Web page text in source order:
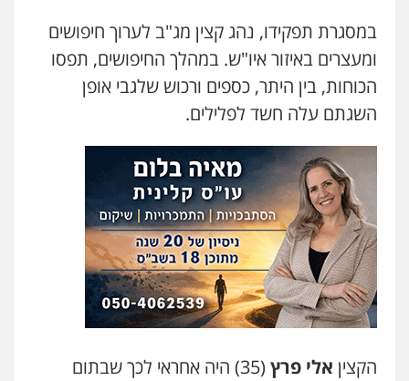
0507302623
לוי מלאך דדון – משרד עו"ד
פשיעה חמורה
0544231863
עו"ד מעיין שמחון
פלילי מעצרים וחקירות עורכי דין לענייני
אסירים
0587604050
עו"ד אמיר כהן
פלילי מעצרים וחקירות תעבורה
0537470000
במסגרת תפקידו, נהג קצין מג"ב לערוך חיפושים
ומעצרים באיזור איו"ש. במהלך החיפושים, תפסו
הכוחות, בין היתר, כספים ורכוש שלגבי אופן
השגתם עלה חשד לפלילים.
הקצין אלי פרץ
(35) היה אחראי לכך שבתום